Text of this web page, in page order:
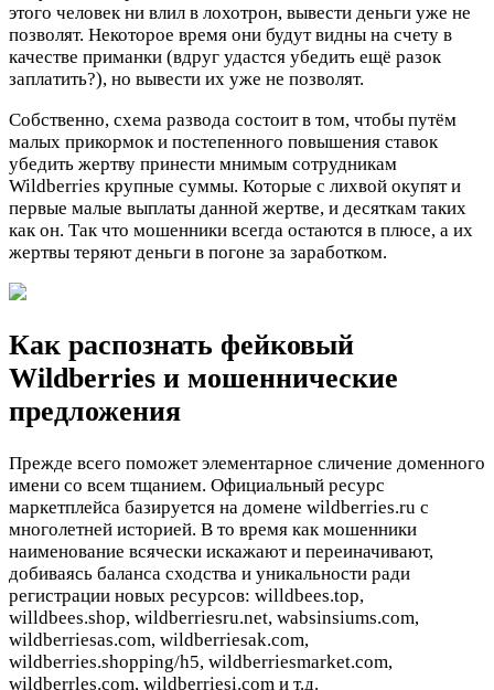
этого человек ни влил в лохотрон, вывести деньги уже не
позволят. Некоторое время они будут видны на счету в
качестве приманки (вдруг удастся убедить ещё разок
заплатить?), но вывести их уже не позволят.
Собственно, схема развода состоит в том, чтобы путём
малых прикормок и постепенного повышения ставок
убедить жертву принести мнимым сотрудникам
Wildberries крупные суммы. Которые с лихвой окупят и
первые малые выплаты данной жертве, и десяткам таких
как он. Так что мошенники всегда остаются в плюсе, а их
жертвы теряют деньги в погоне за заработком.
Как распознать фейковый
Wildberries и мошеннические
предложения
Прежде всего поможет элементарное сличение доменного
имени со всем тщанием. Официальный ресурс
маркетплейса базируется на домене wildberries.ru с
многолетней историей. В то время как мошенники
наименование всячески искажают и переиначивают,
добиваясь баланса сходства и уникальности ради
регистрации новых ресурсов: willdbees.top,
willdbees.shop, wildberriesru.net, wabsinsiums.com,
wildberriesas.com, wildberriesak.com,
wildberries.shopping/h5, wildberriesmarket.com,
wildberrles.com, wildberriesi.com и т.д.